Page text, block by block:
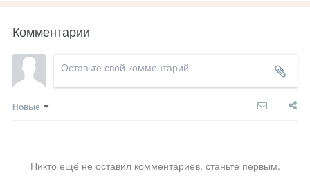
Комментарии
Новые
Никто ещё не оставил комментариев, станьте первым.